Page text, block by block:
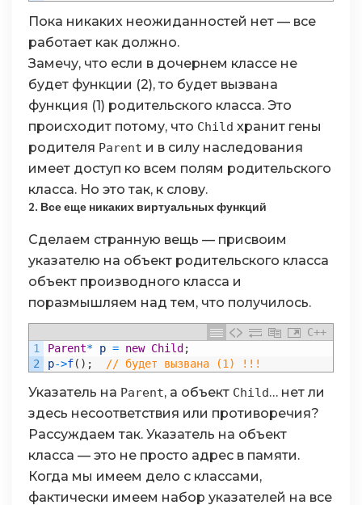
Пока никаких неожиданностей нет — все
работает как должно.
Замечу, что если в дочернем классе не
будет функции (2), то будет вызвана
функция (1) родительского класса. Это
происходит потому, что Child хранит гены
родителя Parent и в силу наследования
имеет доступ ко всем полям родительского
класса. Но это так, к слову.
2. Все еще никаких виртуальных функций
Сделаем странную вещь — присвоим
указателю на объект родительского класса
объект производного класса и
поразмышляем над тем, что получилось.
C++
1
2
Parent* p = new Child ;
p->f( ) ; // будет вызвана (1) !!!
Указатель на Parent, а объект Child… нет ли
здесь несоответствия или противоречия?
Рассуждаем так. Указатель на объект
класса — это не просто адрес в памяти.
Когда мы имеем дело с классами,
фактически имеем набор указателей на все